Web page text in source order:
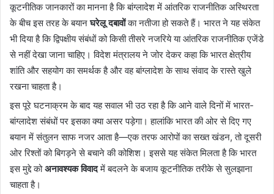
कूटनीतिक जानकारों का मानना है कि बांग्लादेश में आंतरिक राजनीतिक अस्थिरता
के बीच इस तरह के बयानघरेलू दबावोंका नतीजा हो सकते हैं। भारत ने यह संकेत
भी दिया है कि द्विपक्षीय संबंधों को किसी तीसरे नजरिये या आंतरिक राजनीतिक एजेंडे
से नहीं देखा जाना चाहिए। विदेश मंत्रालय ने जोर देकर कहा कि भारत क्षेत्रीय
शांति और सहयोग का समर्थक है और वह बांग्लादेश के साथ संवाद के रास्ते खुले
रखना चाहता है।
इस पूरे घटनाक्रम के बाद यह सवाल भी उठ रहा है कि आने वाले दिनों में भारत-
बांग्लादेश संबंधों पर इसका क्या असर पड़ेगा। हालांकि भारत की ओर से दिए गए
बयान में संतुलन साफ नजर आता है—एक तरफ आरोपों का सख्त खंडन, तो दूसरी
ओर रिश्तों को बिगड़ने से बचाने की कोशिश। इससे यह संकेत मिलता है कि भारत
इस मुद्दे कोअनावश्यक विवादमें बदलने के बजाय कूटनीतिक तरीके से सुलझाना
चाहता है।